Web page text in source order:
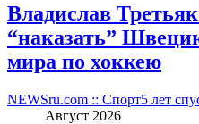
Владислав
“наказать”
мира по хоккею
NEWSru.com :: Спорт5 лет
Август 2026